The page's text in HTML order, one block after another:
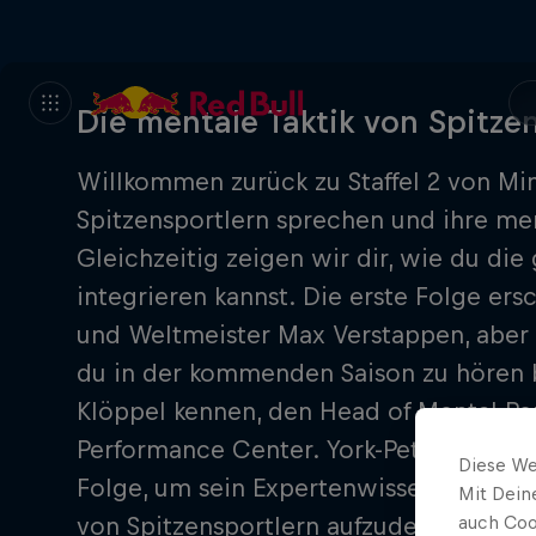
Die mentale Taktik von
Willkommen zurück zu Staffel 2 von
Spitzensportlern sprechen und ihre
Gleichzeitig zeigen wir dir, wie du die
integrieren kannst. Die erste Folge
und Weltmeister Max Verstappen,
du in der kommenden Saison zu
Klöppel kennen, den Head of Mental
Performance Center. York-Peter
Folge, um sein Expertenwissen zu
von Spitzensportlern aufzudecken,
Diese
Mit
auch